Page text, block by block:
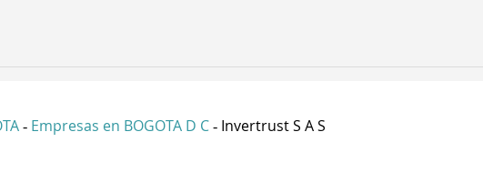
- Empresas en BOGOTA D C - Invertrust S A S